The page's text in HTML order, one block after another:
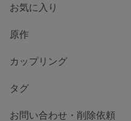
お気に入り
原作
カップリング
タグ
お問い合わせ・削除依頼